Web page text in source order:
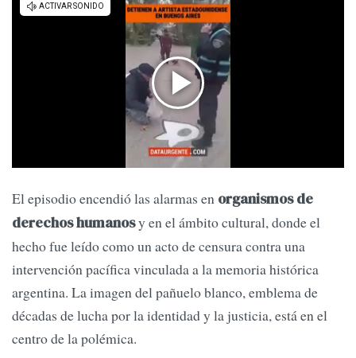
El episodio encendió las alarmas en organismos de
derechos humanosy en el ámbito cultural, donde el
hecho fue leído como un acto de censura contra una
intervención pacífica vinculada a la memoria histórica
argentina. La imagen del pañuelo blanco, emblema de
décadas de lucha por la identidad y la justicia, está en el
centro de la polémica.